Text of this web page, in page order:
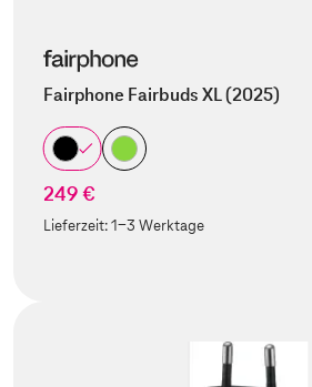
Fairphone Fairbuds XL (2025)
249 €
Lieferzeit:1-3 Werktage